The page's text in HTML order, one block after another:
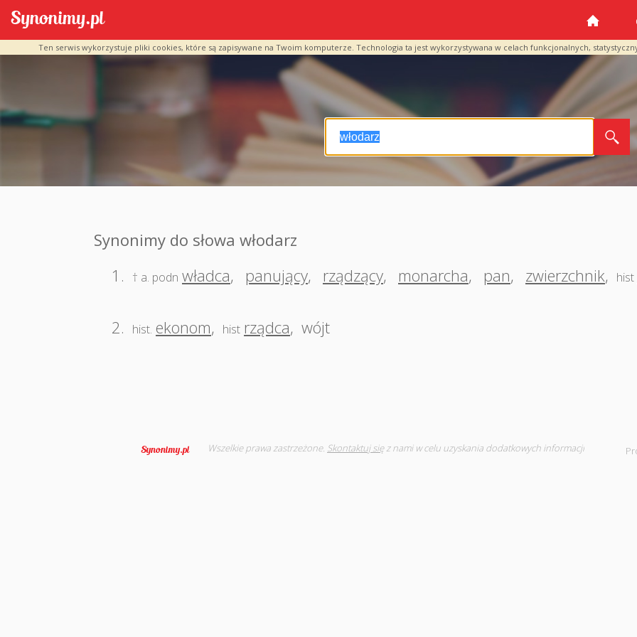
Ten serwis wykorzystuje pliki cookies, które są zapisywane na Twoim komputerze. Technologia ta jest wykorzystywana w celach funkcjonalnych,
Synonimy do słowa włodarz
1.
† a. podn władca, panujący, rządzący, monarcha, pan, zwierzchnik, hist
2. hist. ekonom, hist rządca, wójt
Wszelkie prawa zastrzeżone. Skontaktuj sięz nami w celu uzyskania dodatkowych informacji